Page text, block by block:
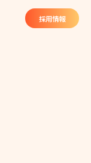
社会福祉
採用情報